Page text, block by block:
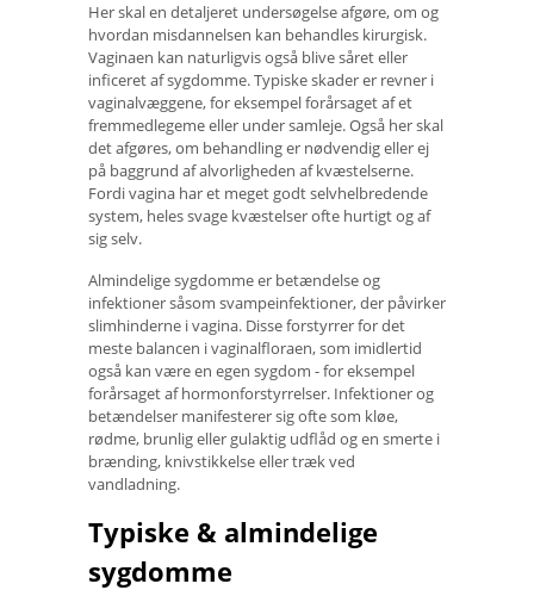
Her skal en detaljeret undersøgelse afgøre, om og
hvordan misdannelsen kan behandles kirurgisk.
Vaginaen kan naturligvis også blive såret eller
inficeret af sygdomme. Typiske skader er revner i
vaginalvæggene, for eksempel forårsaget af et
fremmedlegeme eller under samleje. Også her skal
det afgøres, om behandling er nødvendig eller ej
på baggrund af alvorligheden af ​​kvæstelserne.
Fordi vagina har et meget godt selvhelbredende
system, heles svage kvæstelser ofte hurtigt og af
sig selv.
Almindelige sygdomme er betændelse og
infektioner såsom svampeinfektioner, der påvirker
slimhinderne i vagina. Disse forstyrrer for det
meste balancen i vaginalfloraen, som imidlertid
også kan være en egen sygdom - for eksempel
forårsaget af hormonforstyrrelser. Infektioner og
betændelser manifesterer sig ofte som kløe,
rødme, brunlig eller gulaktig udflåd og en smerte i
brænding, knivstikkelse eller træk ved
vandladning.
Typiske & almindelige
sygdomme